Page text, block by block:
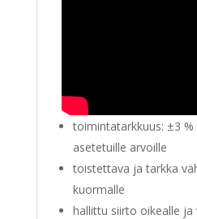
toimintatarkkuus: ±3 %
asetetuille arvoille
toistettava ja tarkka
kuormalle
hallittu siirto oikealle ja